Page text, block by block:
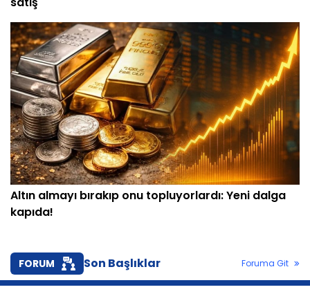
Altın almayı bırakıp onu topluyorlardı: Yeni dalga
kapıda!
FORUM Son Başlıklar Foruma Git